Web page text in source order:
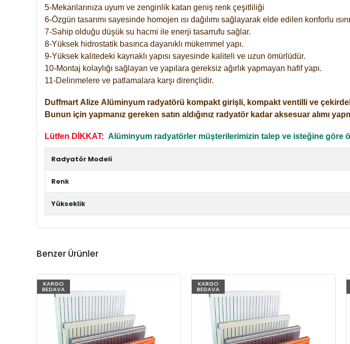
5-Mekanlarınıza uyum ve zenginlik katan geniş renk çeşitliliği
6-Özgün tasarımı sayesinde homojen ısı dağılımı sağlayarak elde edilen konforlu
7-Sahip olduğu düşük su hacmi ile enerji tasarrufu sağlar.
8-Yüksek hidrostatik basınca dayanıklı mükemmel yapı.
9-Yüksek kalitedeki kaynaklı yapısı sayesinde kaliteli ve uzun ömürlüdür.
10-Montaj kolaylığı sağlayan ve yapılara gereksiz ağırlık yapmayan hafif yapı.
11-Delinmelere ve patlamalara karşı dirençlidir.
Duffmart Alize Alüminyum radyatörü kompakt girişli, kompakt ventilli ve
Bunun için yapmanız gereken satın aldığınız radyatör kadar aksesuar alımı
Lütfen DİKKAT: Alüminyum radyatörler müşterilerimizin talep ve isteğine göre
Radyatör Modeli
Renk
Yükseklik
Benzer Ürünler
KARGO
BEDAVA
KARGO
BEDAVA